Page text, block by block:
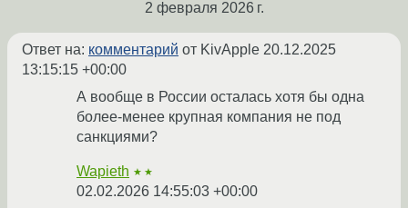
2 февраля 2026 г.
Ответ на: комментарий от KivApple 20.12.2025
13:15:15 +00:00
А вообще в России осталась хотя бы одна
более-менее крупная компания не под
санкциями?
Wapieth ★★
02.02.2026 14:55:03 +00:00